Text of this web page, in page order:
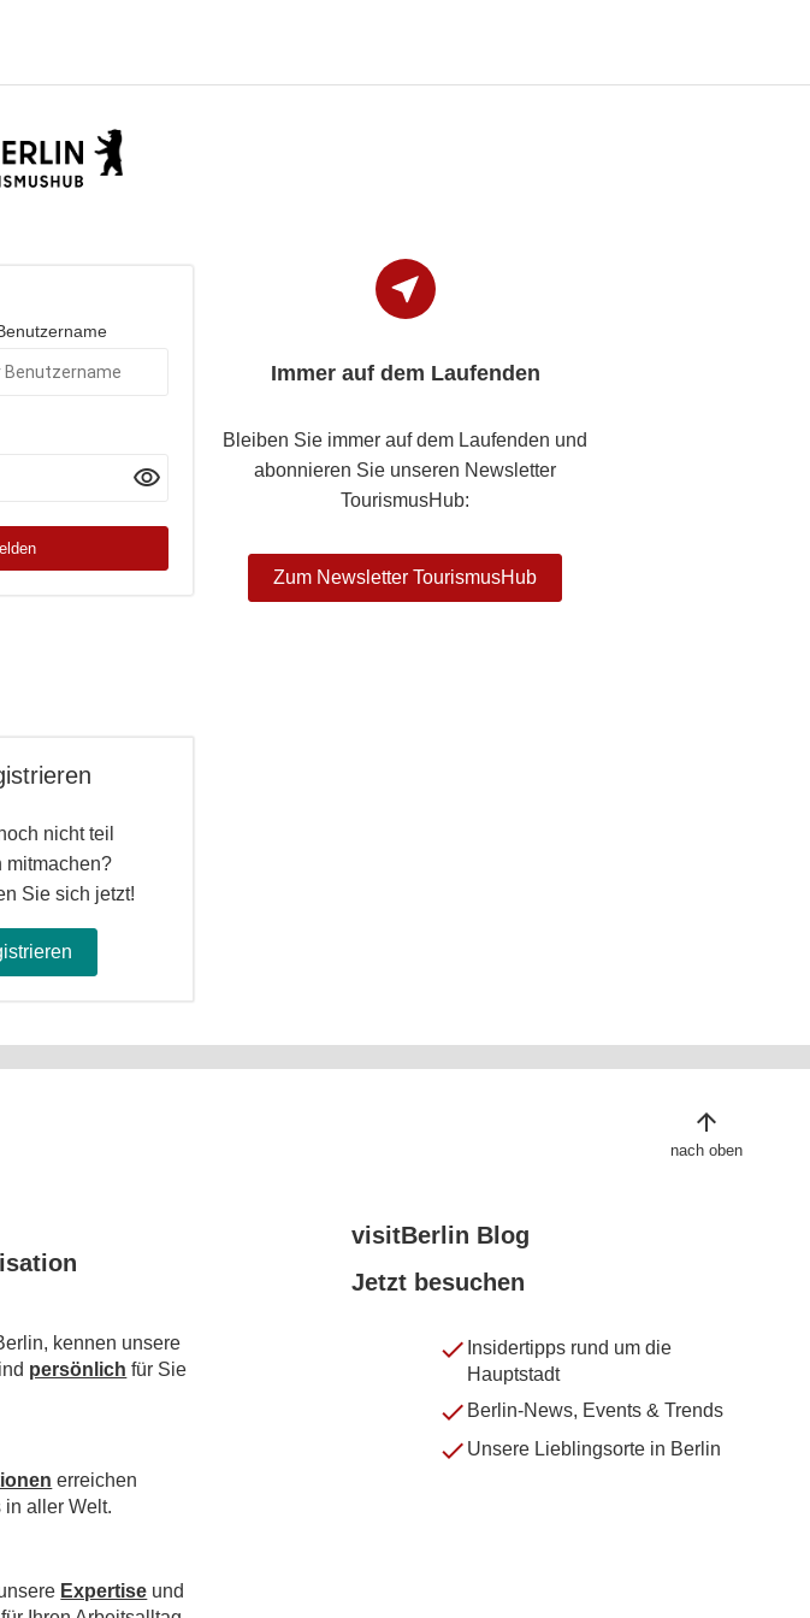
visibility
Immer auf dem Laufenden
Bleiben Sie immer auf dem Laufenden und
abonnieren Sie unseren Newsletter
TourismusHub:
Zum Newsletter TourismusHub
nicht teil
mitmachen?
Sie sich jetzt!
arrow_upward
nach oben
kennen unsere
persönlich für Sie
erreichen
in aller Welt.
Expertise und
visitBerlin Blog
Jetzt besuchen
done Insidertipps rund um die
Hauptstadt
done Berlin-News, Events & Trends
done Unsere Lieblingsorte in Berlin